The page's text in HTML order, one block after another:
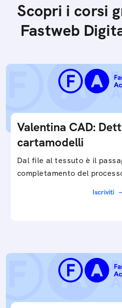
Scopri i corsi
Fastweb
Valentina CAD:
cartamodelli
Dal file al tessuto è il
completamento del
Iscriviti